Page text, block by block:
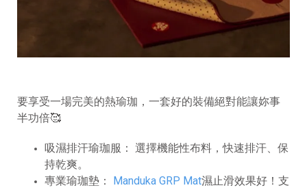
要享受一場完美的熱瑜珈，一套好的裝備絕對能讓妳事
半功倍🥰
吸濕排汗瑜珈服： 選擇機能性布料，快速排汗、保
持乾爽。
專業瑜珈墊：
Manduka GRP Mat濕止滑效果好！支